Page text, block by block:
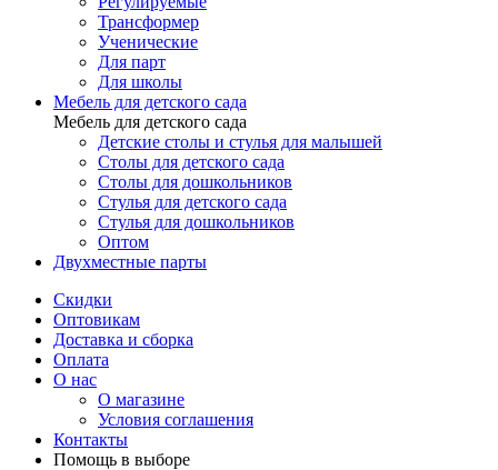
Трансформер
Ученические
Для парт
Для школы
Мебель для детского сада
Мебель для детского сада
Детские столы и стулья для малышей
Столы для детского сада
Столы для дошкольников
Стулья для детского сада
Стулья для дошкольников
Оптом
Двухместные парты
Скидки
Оптовикам
Доставка и сборка
Оплата
О нас
О магазине
Условия соглашения
Контакты
Помощь в выборе